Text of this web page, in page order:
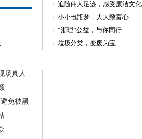
场真人
免被黑
追随伟人足迹，感受廉洁文化
小小电瓶梦，大大致富心
“浙理”公益，与你同行
垃圾分类，变废为宝